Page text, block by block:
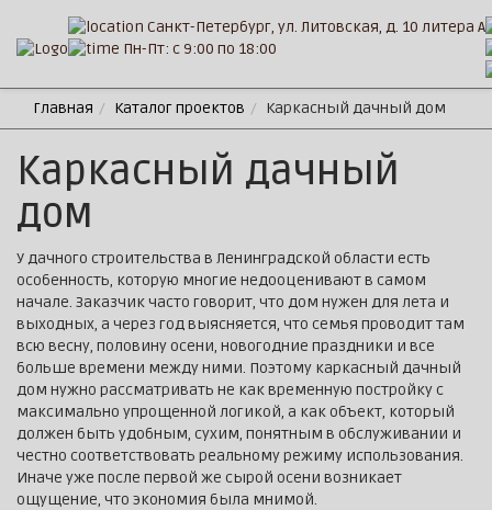
Санкт-Петербург, ул. Литовская, д. 10 литера А
Пн-Пт: с 9:00 по 18:00
Главная Каталог проектов Каркасный дачный дом
Каркасный дачный
дом
У дачного строительства в Ленинградской области есть
особенность, которую многие недооценивают в самом
начале. Заказчик часто говорит, что дом нужен для лета и
выходных, а через год выясняется, что семья проводит там
всю весну, половину осени, новогодние праздники и все
больше времени между ними. Поэтому каркасный дачный
дом нужно рассматривать не как временную постройку с
максимально упрощенной логикой, а как объект, который
должен быть удобным, сухим, понятным в обслуживании и
честно соответствовать реальному режиму использования.
Иначе уже после первой же сырой осени возникает
ощущение, что экономия была мнимой.